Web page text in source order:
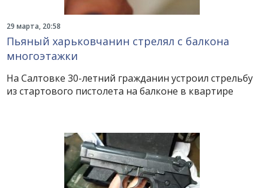
29 марта, 20:58
Пьяный харьковчанин стрелял с балкона
многоэтажки
На Салтовке 30-летний гражданин устроил стрельбу
из стартового пистолета на балконе в квартире